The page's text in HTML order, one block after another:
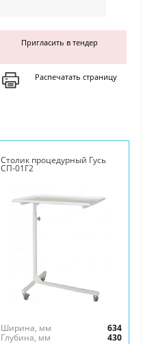
Пригласить в тендер
Распечатать страницу
Столик процедурный Гусь
СП-01Г2
Ширина, мм
634
Глубина, мм
430